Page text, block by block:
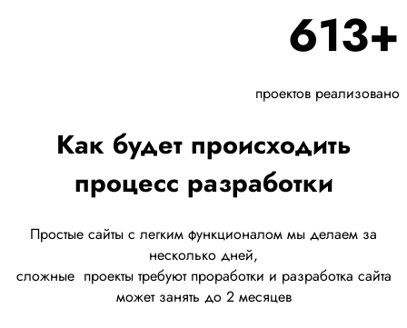
613+
проектов реализовано
Как будет происходить
процесс разработки
Простые сайты с легким функционалом мы делаем за
несколько дней,
сложные проекты требуют проработки и разработка сайта
может занять до 2 месяцев